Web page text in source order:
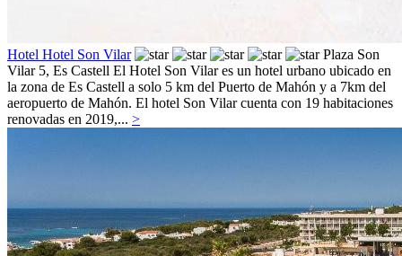
Hotel Hotel Son Vilar
Plaza Son
Vilar 5, Es Castell El Hotel Son Vilar es un hotel urbano ubicado en
la zona de Es Castell a solo 5 km del Puerto de Mahón y a 7km del
aeropuerto de Mahón. El hotel Son Vilar cuenta con 19 habitaciones
renovadas en 2019,... >